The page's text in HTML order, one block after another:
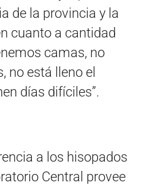
de la provincia y la
cuanto a cantidad
camas, no
no está lleno el
días difíciles”.
a los hisopados
Central provee